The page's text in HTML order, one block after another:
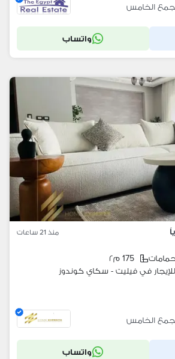
الخامس
واتساب
منذ 21 ساعات
175 م٢
في فيليت - سكاي كوندوز
الخامس
واتساب